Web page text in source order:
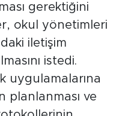
gerektiğini
okul yönetimleri
iletişim
istedi.
uygulamalarına
planlanması ve